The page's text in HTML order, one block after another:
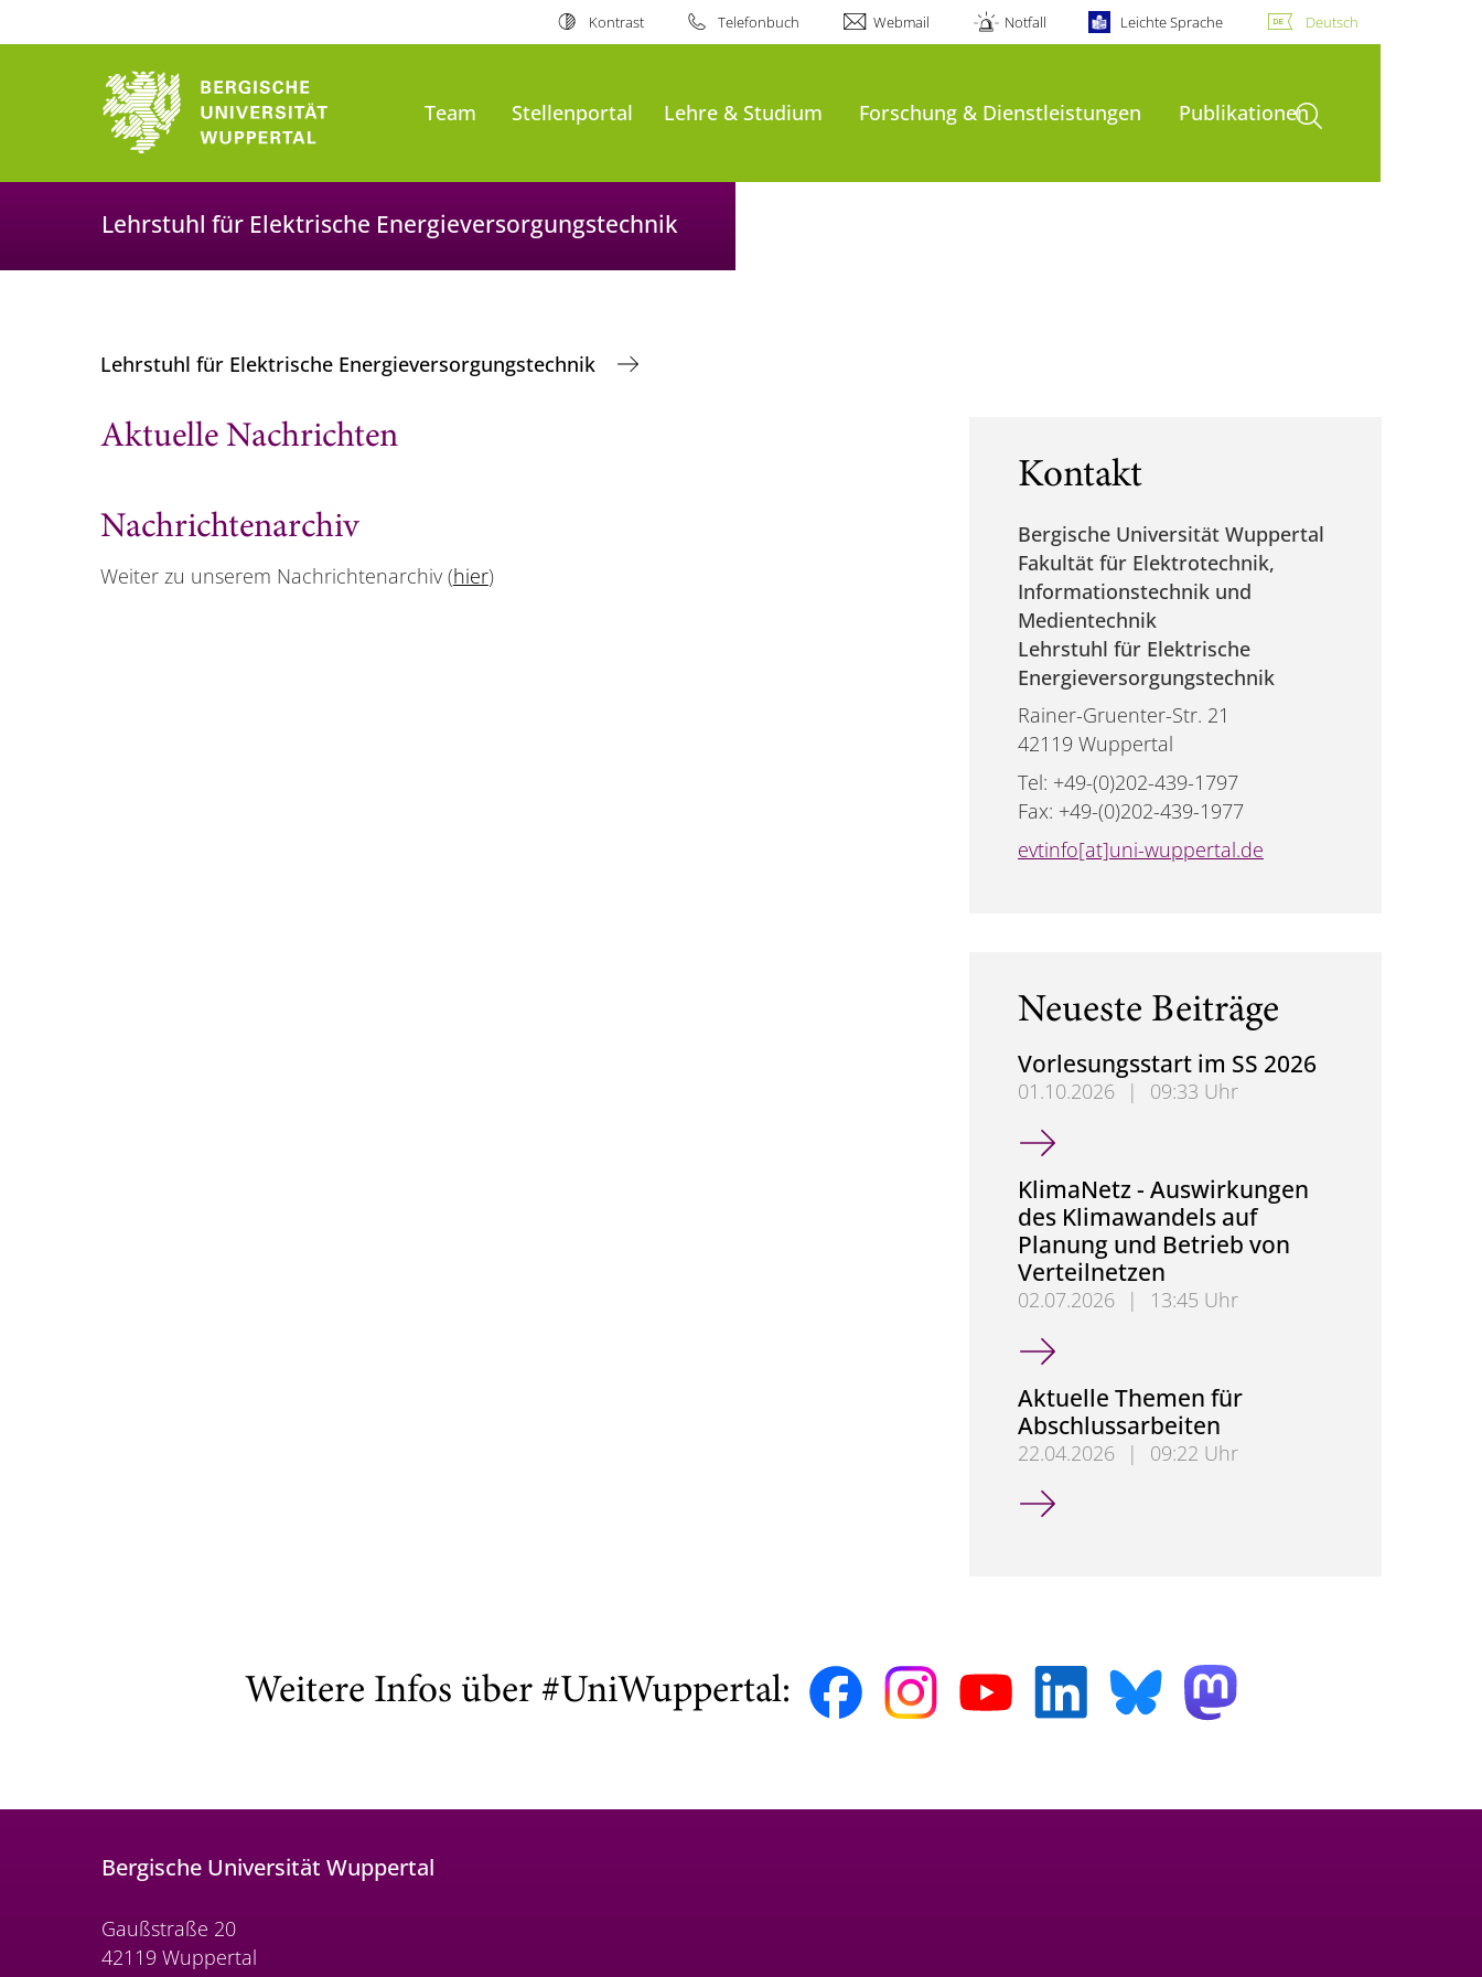
Kontrast Telefonbuch Webmail Notfall Leichte Sprache Deutsch
Team Stellenportal Lehre & Studium Forschung & Dienstleistungen PublikationenSuche öffnen
Lehrstuhl für Elektrische Energieversorgungstechnik
Lehrstuhl für Elektrische Energieversorgungstechnik
Aktuelle Nachrichten
Nachrichtenarchiv
Weiter zu unserem Nachrichtenarchiv (hier)
Kontakt
Bergische Universität Wuppertal
Fakultät für Elektrotechnik,
Informationstechnik und
Medientechnik
Lehrstuhl für Elektrische
Energieversorgungstechnik
Rainer-Gruenter-Str. 21
42119 Wuppertal
Tel: +49-(0)202-439-1797
Fax: +49-(0)202-439-1977
evtinfo[at]uni-wuppertal.de
Neueste Beiträge
Vorlesungsstart im SS 2026
01.10.2026 |
09:33 Uhr
Vorlesungsstart im SS 2026
KlimaNetz - Auswirkungen
des Klimawandels auf
Planung und Betrieb von
Verteilnetzen
02.07.2026 |
13:45 Uhr
KlimaNetz - Auswirkungen des Klimawandels auf
Aktuelle Themen für
Abschlussarbeiten
22.04.2026 |
09:22 Uhr
Aktuelle Themen für Abschlussarbeiten
Weitere Infos über #UniWuppertal:
Bergische Universität Wuppertal
Gaußstraße 20
42119 Wuppertal